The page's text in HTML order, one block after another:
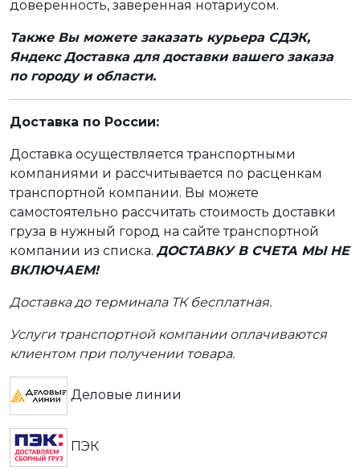
доверенность, заверенная нотариусом.
Также Вы можете заказать курьера СДЭК,
Яндекс Доставка для доставки вашего заказа
по городу и области.
Доставка по России:
Доставка осуществляется транспортными
компаниями и рассчитывается по расценкам
транспортной компании. Вы можете
самостоятельно рассчитать стоимость доставки
груза в нужный город на сайте транспортной
компании из списка. ДОСТАВКУ В СЧЕТА МЫ НЕ
ВКЛЮЧАЕМ!
Доставка до терминала ТК бесплатная.
Услуги транспортной компании оплачиваются
клиентом при получении товара.
Деловые линии
ПЭК